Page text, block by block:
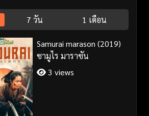
7 วัน 1 เดือน
Samurai marason (2019)
ซามูไร มาราซัน
3 views